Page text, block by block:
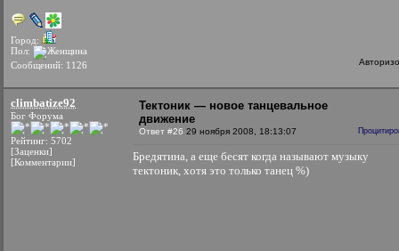
Город:
Пол:
Сообщений: 1126
climbatize92
Бог Форума
Рейтинг: 5702
[Заценки]
[Комментарии]
Тектоник — новое танцевальное
движение
Ответ #26 29 ноября 2008, 18:13:07
Бредятина, а еще бесят когда называют музыку
тектоник, хотя это только танец %)